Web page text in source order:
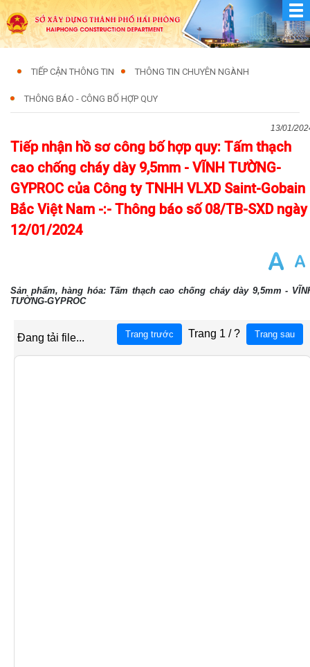
TIẾP CẬN THÔNG TIN THÔNG TIN CHUYÊN NGÀNH
THÔNG BÁO - CÔNG BỐ HỢP QUY
13/01/
Tiếp nhận hồ sơ công bố hợp quy: Tấm thạch
cao chống cháy dày 9,5mm - VĨNH TƯỜNG-
GYPROC của Công ty TNHH VLXD Saint-Gobain
Bắc Việt Nam -:- Thông báo số 08/TB-SXD ngày
12/01/2024
Sản phẩm, hàng hóa: Tấm thạch cao chống cháy dày 9,5mm -
TƯỜNG-GYPROC